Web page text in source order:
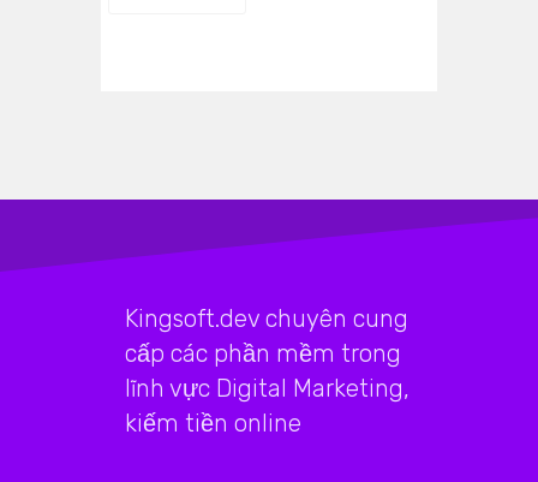
Kingsoft.dev chuyên cung
cấp các phần mềm trong
lĩnh vực Digital Marketing,
kiếm tiền online